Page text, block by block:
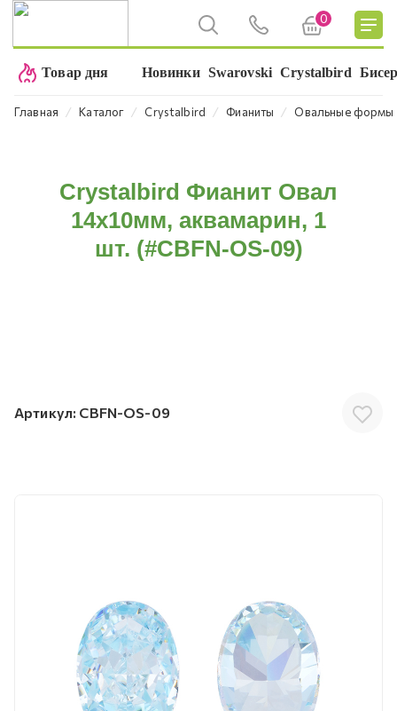
0
Товар дня Новинки Swarovski Crystalbird
Главная ⁄ Каталог ⁄ Crystalbird ⁄ Фианиты ⁄ Овальные формы
Crystalbird Фианит Овал
14x10мм, аквамарин, 1
шт. (#CBFN-OS-09)
Артикул: CBFN-OS-09